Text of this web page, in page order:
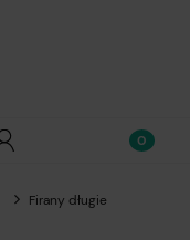
Firany długie